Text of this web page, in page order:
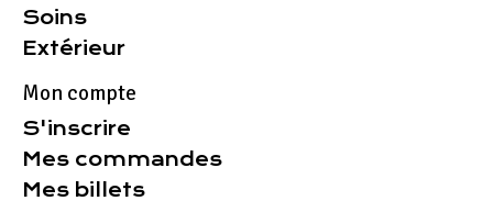
Soins
Extérieur
Mon compte
S'inscrire
Mes commandes
Mes billets